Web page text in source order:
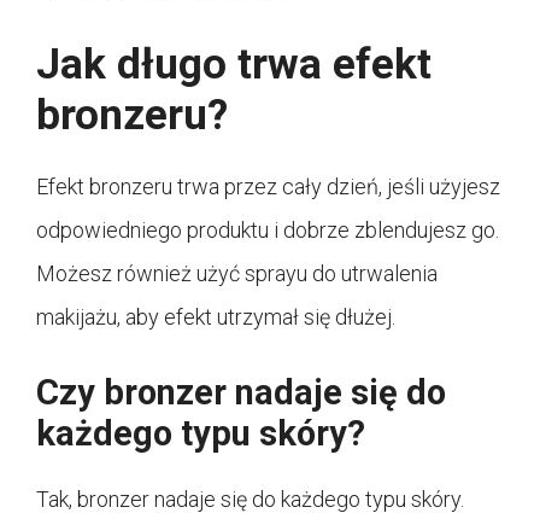
Jak długo trwa efekt
bronzeru?
Efekt bronzeru trwa przez cały dzień, jeśli użyjesz
odpowiedniego produktu i dobrze zblendujesz go.
Możesz również użyć sprayu do utrwalenia
makijażu, aby efekt utrzymał się dłużej.
Czy bronzer nadaje się do
każdego typu skóry?
Tak, bronzer nadaje się do każdego typu skóry.